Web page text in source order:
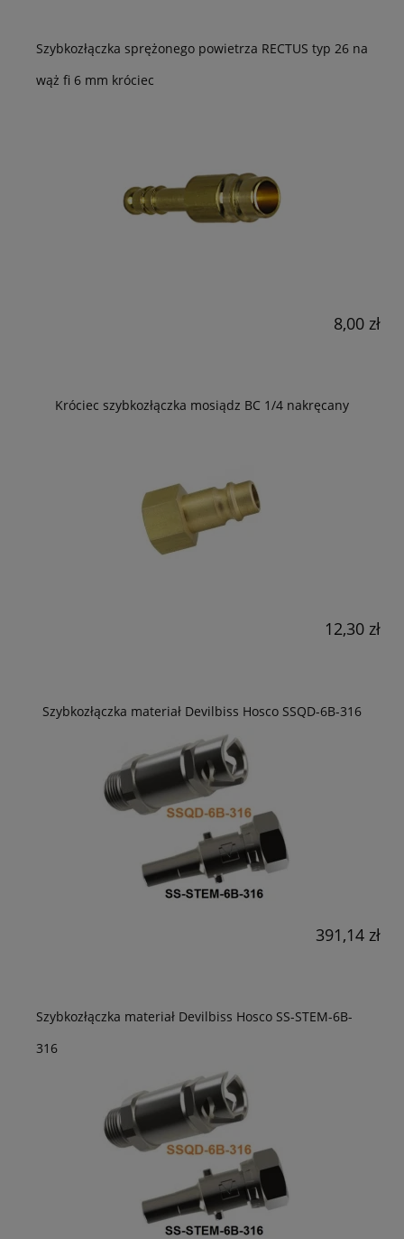
Szybkozłączka sprężonego powietrza RECTUS typ 26 na
wąż fi 6 mm króciec
8,00 zł
Króciec szybkozłączka mosiądz BC 1/4 nakręcany
12,30 zł
Szybkozłączka materiał Devilbiss Hosco SSQD-6B-316
391,14 zł
Szybkozłączka materiał Devilbiss Hosco SS-STEM-6B-
316